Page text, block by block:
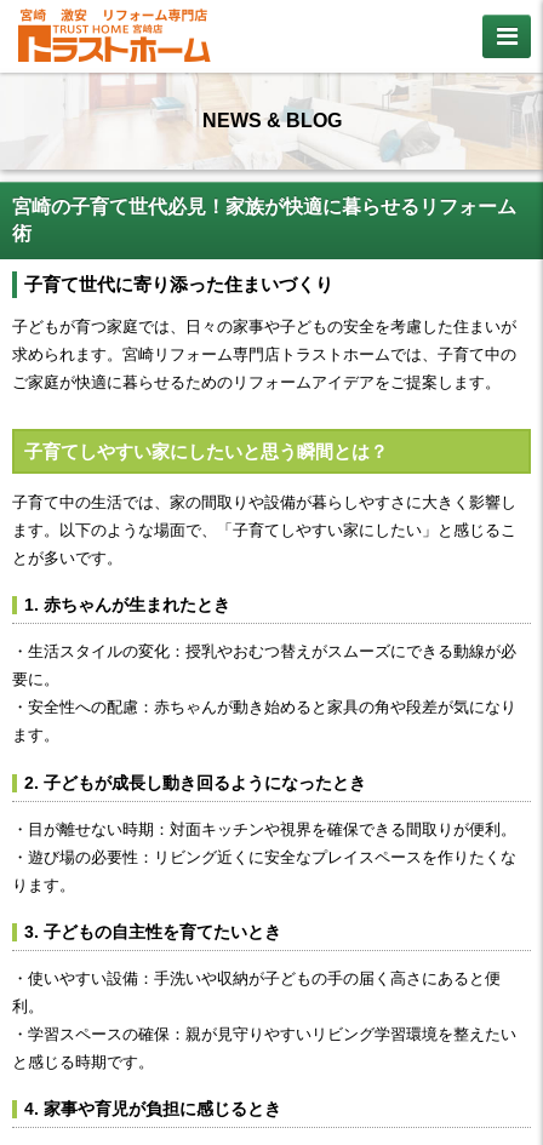
NEWS & BLOG
宮崎の子育て世代必見！家族が快適に暮らせるリフォーム
術
子育て世代に寄り添った住まいづくり
子どもが育つ家庭では、日々の家事や子どもの安全を考慮した住まいが
求められます。宮崎リフォーム専門店トラストホームでは、子育て中の
ご家庭が快適に暮らせるためのリフォームアイデアをご提案します。
子育てしやすい家にしたいと思う瞬間とは？
子育て中の生活では、家の間取りや設備が暮らしやすさに大きく影響し
ます。以下のような場面で、「子育てしやすい家にしたい」と感じるこ
とが多いです。
1. 赤ちゃんが生まれたとき
・生活スタイルの変化：授乳やおむつ替えがスムーズにできる動線が必
要に。
・安全性への配慮：赤ちゃんが動き始めると家具の角や段差が気になり
ます。
2. 子どもが成長し動き回るようになったとき
・目が離せない時期：対面キッチンや視界を確保できる間取りが便利。
・遊び場の必要性：リビング近くに安全なプレイスペースを作りたくな
ります。
3. 子どもの自主性を育てたいとき
・使いやすい設備：手洗いや収納が子どもの手の届く高さにあると便
利。
・学習スペースの確保：親が見守りやすいリビング学習環境を整えたい
と感じる時期です。
4. 家事や育児が負担に感じるとき